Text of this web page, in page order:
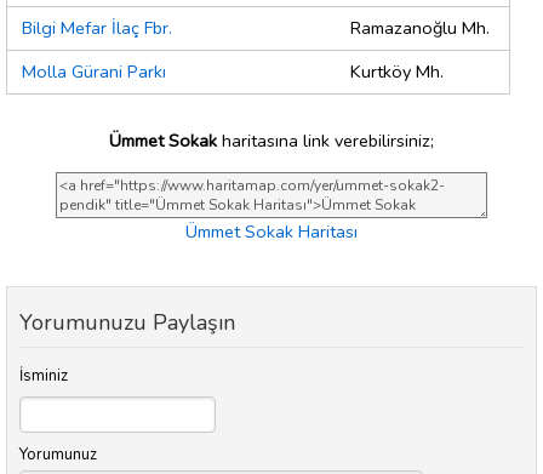
Bilgi Mefar İlaç Fbr.
Ramazanoğlu Mh.
Molla Gürani Parkı
Kurtköy Mh.
Ümmet Sokak haritasına link verebilirsiniz;
Ümmet Sokak Haritası
Yorumunuzu Paylaşın
İsminiz
Yorumunuz